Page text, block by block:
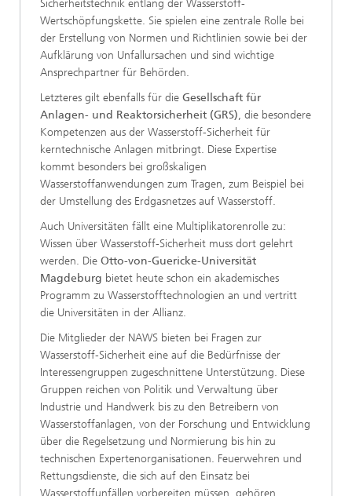
Sicherheitstechnik entlang der Wasserstoff-
Wertschöpfungskette. Sie spielen eine zentrale Rolle bei
der Erstellung von Normen und Richtlinien sowie bei der
Aufklärung von Unfallursachen und sind wichtige
Ansprechpartner für Behörden.
Letzteres gilt ebenfalls für die Gesellschaft für
Anlagen- und Reaktorsicherheit (GRS), die besondere
Kompetenzen aus der Wasserstoff-Sicherheit für
kerntechnische Anlagen mitbringt. Diese Expertise
kommt besonders bei großskaligen
Wasserstoffanwendungen zum Tragen, zum Beispiel bei
der Umstellung des Erdgasnetzes auf Wasserstoff.
Auch Universitäten fällt eine Multiplikatorenrolle zu:
Wissen über Wasserstoff-Sicherheit muss dort gelehrt
werden. Die Otto-von-Guericke-Universität
Magdeburg bietet heute schon ein akademisches
Programm zu Wasserstofftechnologien an und vertritt
die Universitäten in der Allianz.
Die Mitglieder der NAWS bieten bei Fragen zur
Wasserstoff-Sicherheit eine auf die Bedürfnisse der
Interessengruppen zugeschnittene Unterstützung. Diese
Gruppen reichen von Politik und Verwaltung über
Industrie und Handwerk bis zu den Betreibern von
Wasserstoffanlagen, von der Forschung und Entwicklung
über die Regelsetzung und Normierung bis hin zu
technischen Expertenorganisationen. Feuerwehren und
Rettungsdienste, die sich auf den Einsatz bei
Wasserstoffunfällen vorbereiten müssen, gehören